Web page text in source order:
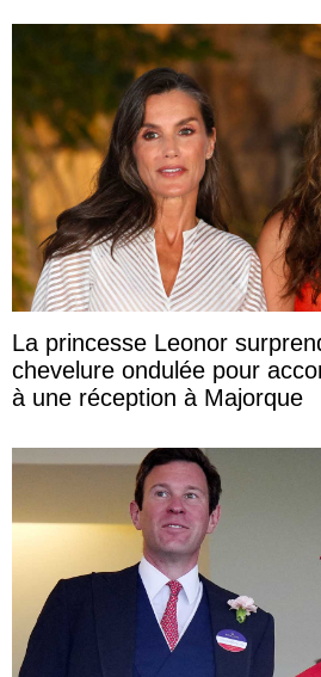
La princesse Leonor
chevelure ondulée pour
à une réception à Majorque